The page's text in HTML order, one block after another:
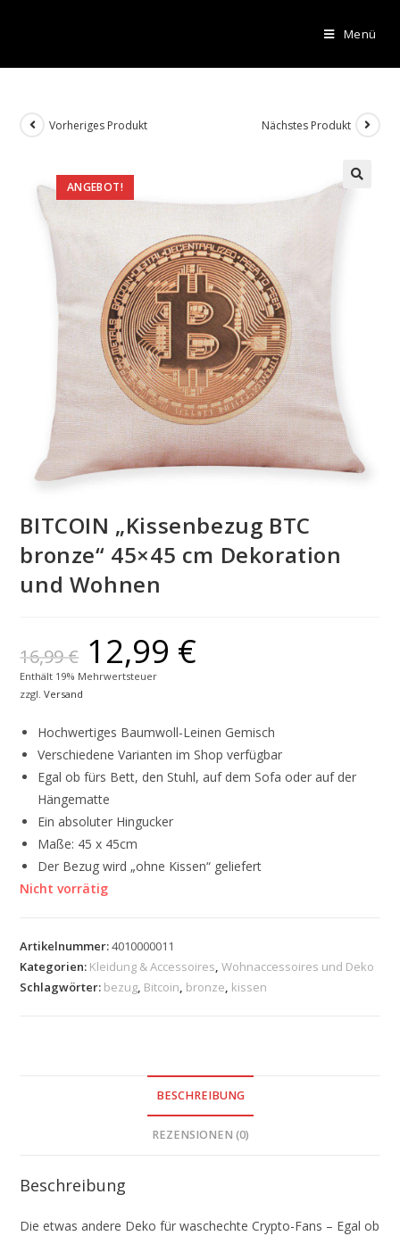
Menü
ANGEBOT!
Vorheriges Produkt Nächstes Produkt
BITCOIN „Kissenbezug BTC
bronze“ 45×45 cm Dekoration
und Wohnen
16,99€ 12,99 €
Enthält 19% Mehrwertsteuer
zzgl.Versand
Hochwertiges Baumwoll-Leinen Gemisch
Verschiedene Varianten im Shop verfügbar
Egal ob fürs Bett, den Stuhl, auf dem Sofa oder auf der
Hängematte
Ein absoluter Hingucker
Maße: 45 x 45cm
Der Bezug wird „ohne Kissen“ geliefert
Nicht vorrätig
Artikelnummer:4010000011
Kategorien: Kleidung & Accessoires,Wohnaccessoires und Deko
Schlagwörter: bezug, Bitcoin, bronze, kissen
BESCHREIBUNG
REZENSIONEN (0)
Beschreibung
Die etwas andere Deko für waschechte Crypto-Fans – Egal ob